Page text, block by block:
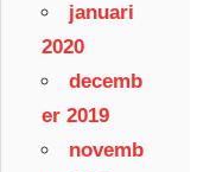
januari
2020
decemb
er 2019
novemb